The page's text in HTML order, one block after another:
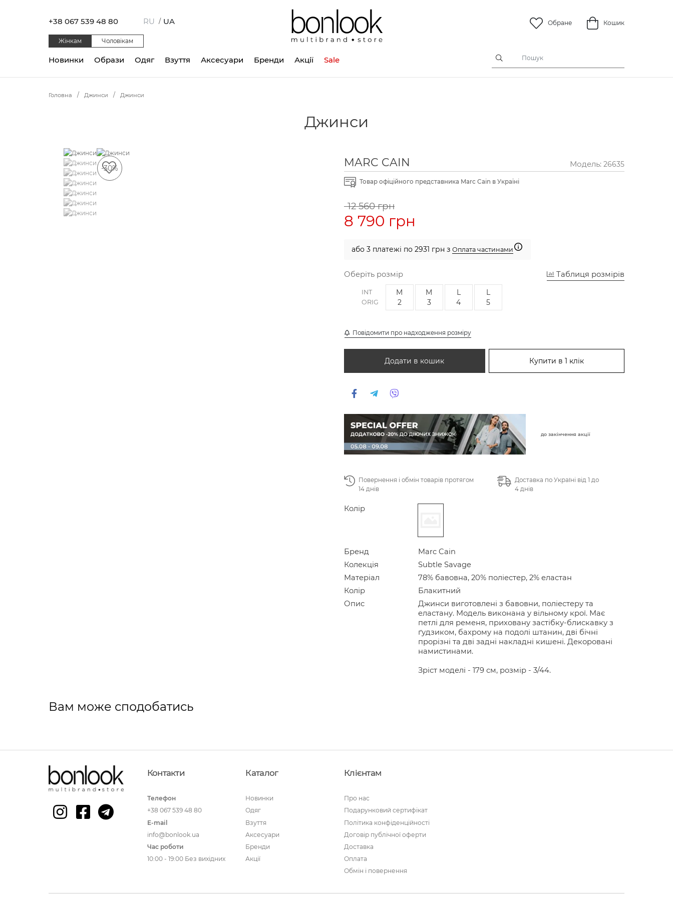
+38 067 539 48 80 RU / UA Обране Кошик
Жінкам Чоловікам
Одяг Взуття Аксесуари
Новинки Образи Бренди Акції Sale
Головна Джинси Джинси
Джинси
-30% MARC CAIN Модель: 26635
Товар офіційного представника Marc Cain в Україні
12 560 грн
8 790 грн
або 3 платежі по 2931 грн з Оплата частинами
Оберіть розмір Таблиця розмірів
INT
ORIG
M
2
M
3
L
4
L
5
Повідомити про надходження розміру
Додати в кошик Купити в 1 клік
до закінчення акції
Повернення і обмін товарів протягом
14 днів
Доставка по Україні від 1 до
4 днів
Колір
Бренд
Marc Cain
Колекція
Subtle Savage
Матеріал
78% бавовна, 20% поліестер, 2% еластан
Колір
Блакитний
Опис
Джинси виготовлені з бавовни, поліестеру та
еластану. Модель виконана у вільному крої. Має
петлі для ременя, приховану застібку-блискавку з
ґудзиком, бахрому на подолі штанин, дві бічні
прорізні та дві задні накладні кишені. Декоровані
намистинами.
Зріст моделі - 179 см, розмір - 3/44.
Вам може сподобатись
Контакти
Телефон
+38 067 539 48 80
E-mail
info@bonlook.ua
Час роботи
10:00 - 19:00 Без вихідних
Каталог
Новинки
Одяг
Взуття
Аксесуари
Бренди
Акції
Клієнтам
Про нас
Подарунковий сертифікат
Політика конфіденційності
Договір публічної оферти
Доставка
Оплата
Обмін і повернення